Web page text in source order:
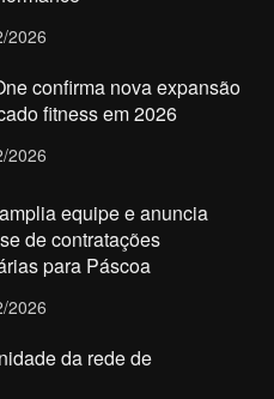
2026
confirma nova expansão
fitness em 2026
2026
equipe e anuncia
de contratações
para Páscoa
2026
da rede de